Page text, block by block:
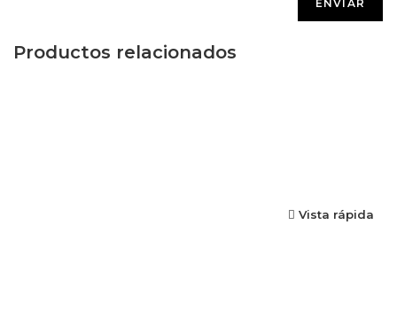
Productos relacionados
Vista rápida